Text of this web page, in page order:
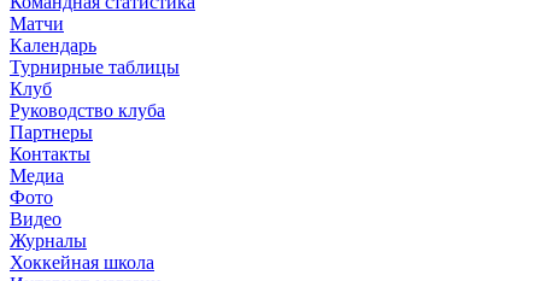
Матчи
Календарь
Турнирные таблицы
Клуб
Руководство клуба
Партнеры
Контакты
Медиа
Фото
Видео
Журналы
Хоккейная школа